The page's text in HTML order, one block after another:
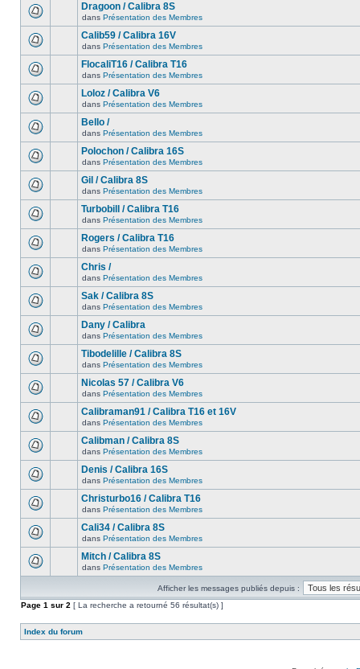
Dragoon / Calibra 8S
dans Présentation des Membres
Calib59 / Calibra 16V
dans Présentation des Membres
FlocaliT16 / Calibra T16
dans Présentation des Membres
Loloz / Calibra V6
dans Présentation des Membres
Bello /
dans Présentation des Membres
Polochon / Calibra 16S
dans Présentation des Membres
Gil / Calibra 8S
dans Présentation des Membres
Turbobill / Calibra T16
dans Présentation des Membres
Rogers / Calibra T16
dans Présentation des Membres
Chris /
dans Présentation des Membres
Sak / Calibra 8S
dans Présentation des Membres
Dany / Calibra
dans Présentation des Membres
Tibodelille / Calibra 8S
dans Présentation des Membres
Nicolas 57 / Calibra V6
dans Présentation des Membres
Calibraman91 / Calibra T16 et 16V
dans Présentation des Membres
Calibman / Calibra 8S
dans Présentation des Membres
Denis / Calibra 16S
dans Présentation des Membres
Christurbo16 / Calibra T16
dans Présentation des Membres
Cali34 / Calibra 8S
dans Présentation des Membres
Mitch / Calibra 8S
dans Présentation des Membres
Afficher les messages publiés depuis :
Page 1 sur 2 [ La recherche a retourné 56 résultat(s) ]
Index du forum